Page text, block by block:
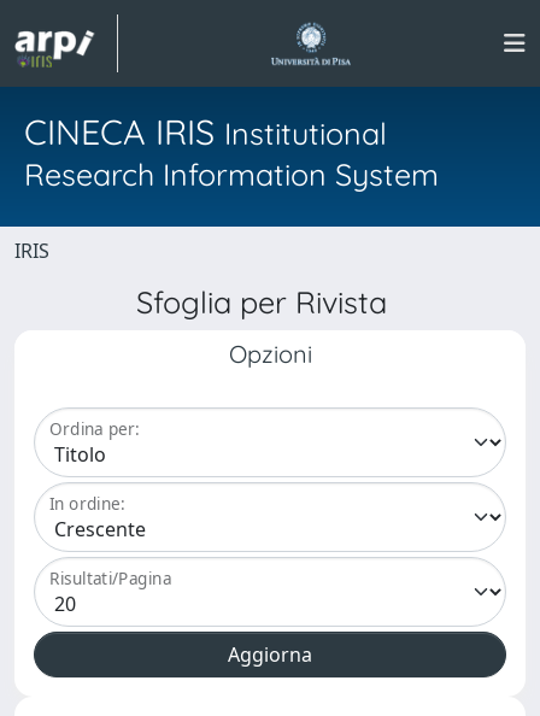
CINECA IRIS Institutional
Research Information System
IRIS
Sfoglia per Rivista
Opzioni
Ordina per:
In ordine:
Risultati/Pagina